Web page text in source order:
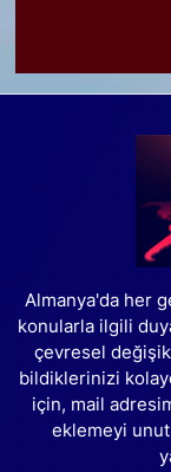
Almanya'da her
konularla ilgili
çevresel
bildiklerinizi
için, mail
eklemeyi